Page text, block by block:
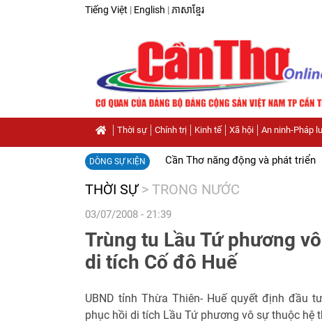
Tiếng Việt | English | ភាសាខ្មែរ
Thời sự Chính trị Kinh tế Xã hội An ninh-Pháp
DÒNG SỰ KIỆN Cần Thơ năng động và phát triển
THỜI SỰ > TRONG NƯỚC
03/07/2008 - 21:39
Trùng tu Lầu Tứ phương
di tích Cố đô Huế
UBND tỉnh Thừa Thiên- Huế quyết định đầu
phục hồi di tích Lầu Tứ phương vô sự thuộc hệ